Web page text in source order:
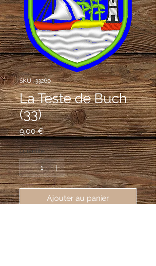
SKU : 33260
La Teste de Buch
(33)
9,00 €Prix
Quantité *
Ajouter au panier